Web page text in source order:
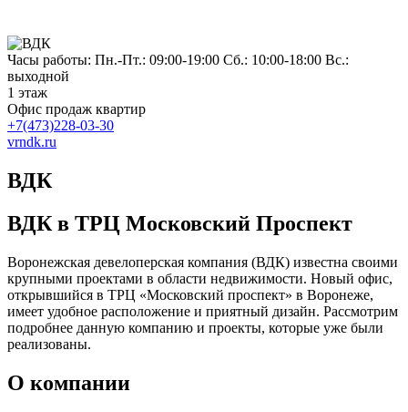
Часы работы: Пн.-Пт.: 09:00-19:00 Сб.: 10:00-18:00 Вс.:
выходной
1 этаж
Офис продаж квартир
+7(473)228-03-30
vrndk.ru
ВДК
ВДК в ТРЦ Московский Проспект
Воронежская девелоперская компания (ВДК) известна своими
крупными проектами в области недвижимости. Новый офис,
открывшийся в ТРЦ «Московский проспект» в Воронеже,
имеет удобное расположение и приятный дизайн. Рассмотрим
подробнее данную компанию и проекты, которые уже были
реализованы.
О компании